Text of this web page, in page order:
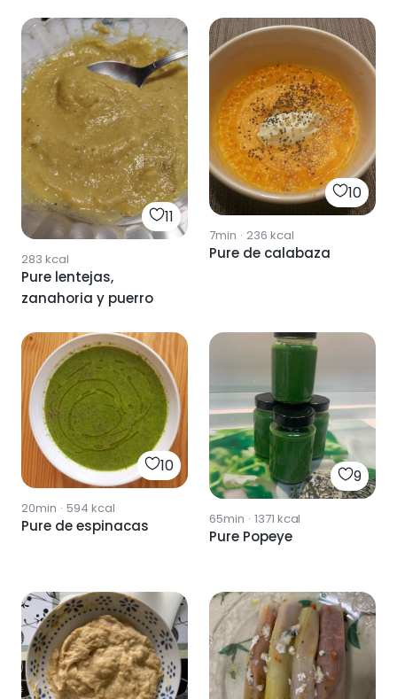
11
283 kcal
Pure lentejas,
zanahoria y puerro
10
7min · 236 kcal
Pure de calabaza
10
20min · 594 kcal
Pure de espinacas
9
65min · 1371 kcal
Pure Popeye